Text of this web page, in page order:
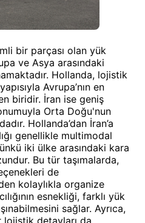
bir parçası olan yük
ve Asya arasındaki
Hollanda, lojistik
Avrupa’nın en
biridir. İran ise geniş
Orta Doğu'nun
Hollanda’dan İran’a
genellikle multimodal
iki ülke arasındaki kara
Bu tür taşımalarda,
de
kolaylıkla organize
esnekliği, farklı yük
sağlar. Ayrıca,
detayları da